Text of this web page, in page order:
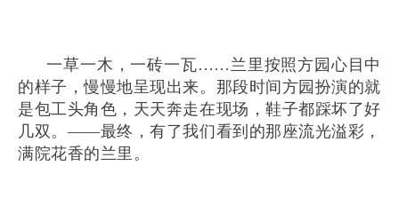
一草一木，一砖一瓦……兰里按照方园心目中
的样子，慢慢地呈现出来。那段时间方园扮演的就
是包工头角色，天天奔走在现场，鞋子都踩坏了好
几双。——最终，有了我们看到的那座流光溢彩，
满院花香的兰里。